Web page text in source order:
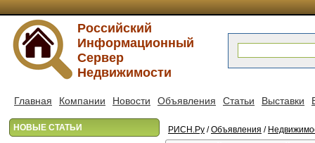
Российский
Информационный
Сервер
Недвижимости
Главная Компании Новости Объявления Статьи Выставки
НОВЫЕ СТАТЬИ РИСН.Ру /Объявления /